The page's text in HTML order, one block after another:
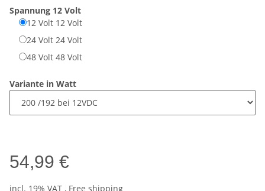
Spannung 12 Volt
12 Volt 12 Volt
24 Volt 24 Volt
48 Volt 48 Volt
Variante in Watt
54,99 €
incl. 19% VAT , Free shipping